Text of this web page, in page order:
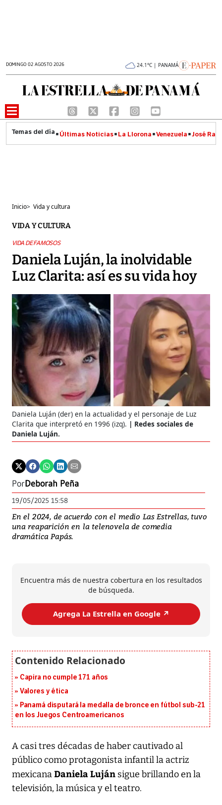
DOMINGO 02 AGOSTO 2026 24.1°C | PANAMÁ
Últimas Noticias La Llorona Venezuela José
Inicio> Vida y cultura
VIDA Y CULTURA
VIDA DE FAMOSOS
Daniela Luján, la inolvidable
Luz Clarita: así es su vida hoy
Daniela Luján (der) en la actualidad y el personaje de Luz
Clarita que interpretó en 1996 (izq).
Redes sociales de
Daniela Luján.
PorDeborah Peña
19/05/2025 15:58
En el 2024, de acuerdo con el medio Las Estrellas, tuvo
una reaparición en la telenovela de comedia
dramática Papás.
Encuentra más de nuestra cobertura en los resultados
de búsqueda.
Agrega La Estrella en Google ↗️
Capira no cumple 171 años
Valores y ética
Panamá disputará la medalla de bronce en fútbol sub-21
en los Juegos Centroamericanos
A casi tres décadas de haber cautivado al
público como protagonista infantil la actriz
mexicana Daniela Luján sigue brillando en la
televisión, la música y el teatro.